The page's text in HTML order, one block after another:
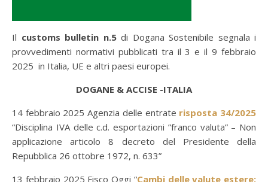
Il customs bulletin n.5di Dogana Sostenibile segnala i
provvedimenti normativi pubblicati tra il 3 e il 9 febbraio
2025 in Italia, UE e altri paesi europei.
DOGANE & ACCISE -ITALIA
14 febbraio 2025 Agenzia delle entrate risposta 34/2025
“Disciplina IVA delle c.d. esportazioni ”franco valuta” – Non
applicazione articolo 8 decreto del Presidente della
Repubblica 26 ottobre 1972, n. 633”
13 febbraio 2025 Fisco Oggi “Cambi delle valute estere: